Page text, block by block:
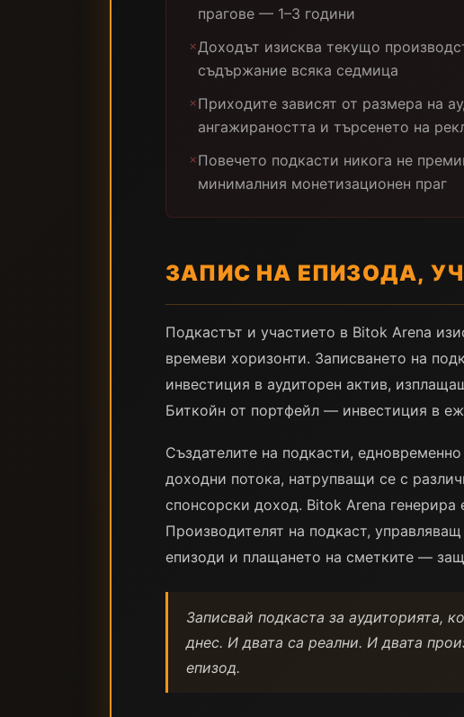
прагове — 1–3 години
✗Доходът изисква текущо
съдържание всяка седмица
✗Приходите зависят от размера на
ангажираността и търсенето на
✗Повечето подкасти никога не
минималния монетизационен праг
ЗАПИС НА ЕПИЗОДА,
Подкастът и участието в Bitok Arena
времеви хоризонти. Записването на
инвестиция в аудиторен актив,
Биткойн от портфейл — инвестиция в
Създателите на подкасти,
доходни потока, натрупващи се с
спонсорски доход. Bitok Arena генерира
Производителят на подкаст,
епизоди и плащането на сметките —
Записвай подкаста за аудиторията,
днес. И двата са реални. И двата
епизод.